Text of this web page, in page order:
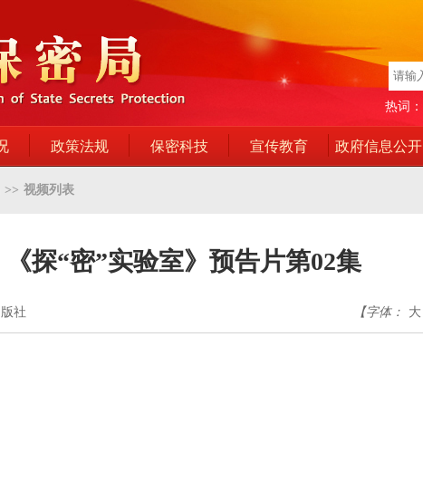
热词：
政策法规 保密科技 宣传教育 政府信息公开
>> 视频列表
《探“密”实验室》预告片第02集
社 【字体： 大